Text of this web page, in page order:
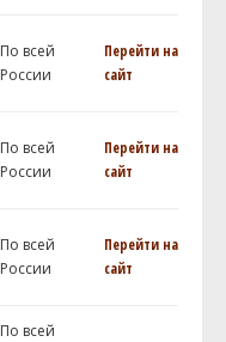
По всей
России
Перейти на
сайт
По всей
России
Перейти на
сайт
По всей
России
Перейти на
сайт
По всей